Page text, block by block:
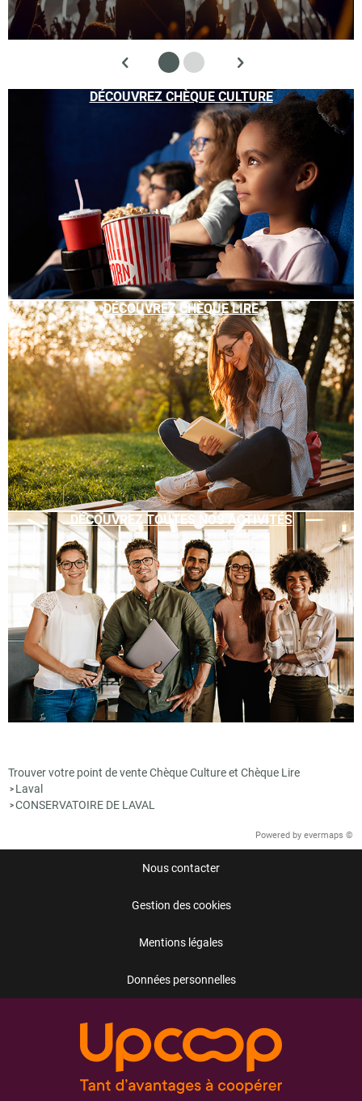
DÉCOUVREZ CHÈQUE CULTURE
DÉCOUVREZ CHÈQUE LIRE
DÉCOUVREZ TOUTES NOS ACTIVITÉS
Trouver votre point de vente Chèque Culture et Chèque Lire
> Laval
>CONSERVATOIRE DE LAVAL
Powered by evermaps ©
Nous contacter
Gestion des cookies
Mentions légales
Données personnelles